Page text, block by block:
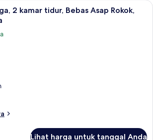
Apartemen Keluarga, 2 kamar tidur,
2 kamar tidur, Bebas Asap Rokok,
Lihat harga untuk tanggal Anda